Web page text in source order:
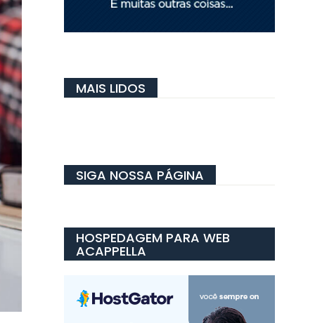
MAIS LIDOS
SIGA NOSSA PÁGINA
HOSPEDAGEM PARA WEB
ACAPPELLA